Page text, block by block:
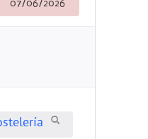
07/06/2026